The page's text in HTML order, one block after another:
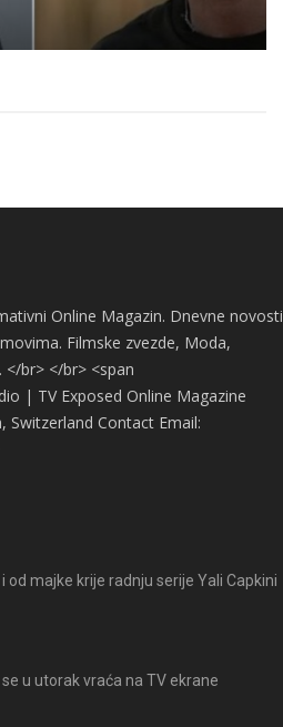
Online Magazin. Dnevne novosti
Filmske zvezde, Moda,
</br> </br> <span
| TV Exposed Online Magazine
Switzerland Contact Email:
od majke krije radnju serije Yali Capkini
u utorak vraća na TV ekrane